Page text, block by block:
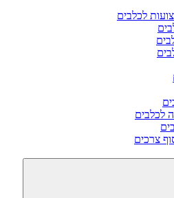
לכלבים
לכלבים
צרכים